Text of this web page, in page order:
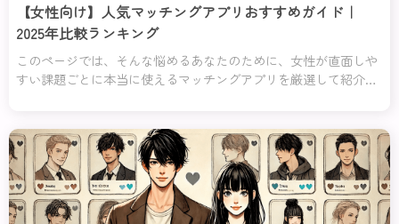
【女性向け】人気マッチングアプリおすすめガイド｜
2025年比較ランキング
このページでは、そんな悩めるあなたのために、女性が直面しや
すい課題ごとに本当に使えるマッチングアプリを厳選して紹介す
たり応えるアプリをランキング形式でまとめたの。